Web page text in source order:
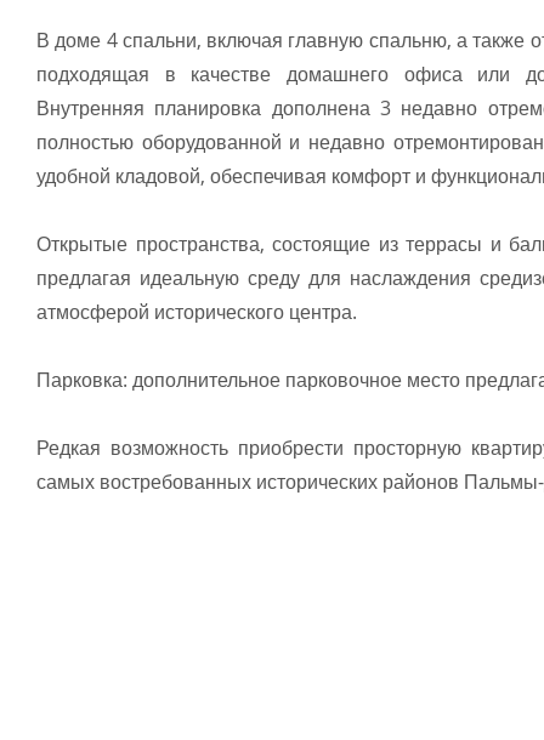
В доме 4 спальни, включая главную спальню, а также
подходящая в качестве домашнего офиса или
Внутренняя планировка дополнена 3 недавно
полностью оборудованной и недавно
удобной кладовой, обеспечивая комфорт и
Открытые пространства, состоящие из террасы и
предлагая идеальную среду для наслаждения
атмосферой исторического центра.
Парковка: дополнительное парковочное место
Редкая возможность приобрести просторную
самых востребованных исторических районов